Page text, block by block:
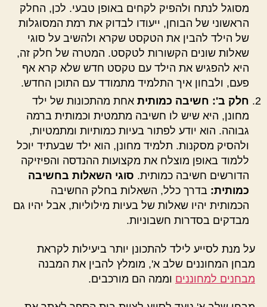
מסוגל לנתח ולהפיק לקחים באופן טבעי. לכן, החלק
הראשוני של הבוחן, ייעודו לבדוק את רמת המסוגלות
של הילד להבין את הטקסט שקרא ולהשיב על סוגי
שאלות שונים הקשורות לטקסט. המטרה של חלק זה,
היא להפגיש את הילד עם טקסט חדש שלא קרא אף
פעם, ולבחון איך התלמיד מתמודד עם התוכן החדש.
חלק ב': חשיבה כמותית אחת מהתכונות של ילד
מחונן, היא שיש לו חשיבה מתמטית וכמותית ברמה
גבוהה. הוא יודע לפתור בעיות כמותיות ומתמטיות,
ולהסיק מסקנות. תלמיד מחונן, הוא ילד שבעתיד יוכל
ללמוד באופן מוצלח את מקצועות ההנדסה והפיזיקה
הדורשים חשיבה כמותית. סוגי השאלות בחשיבה
כמותית: בדרך כלל, השאלות בחלק החשיבה
הכמותית יהיו שאלות של בעיות מילוליות, אבל יהיו גם
מבדקים בסדרות חשבוניות.
על מנת לסייע לילד להתכונן יותר ביעילות לקראת
מבחן המחוננים שלב א', מומלץ להבין את המבנה
מבחנים למחוננים וממה הם מורכבים.